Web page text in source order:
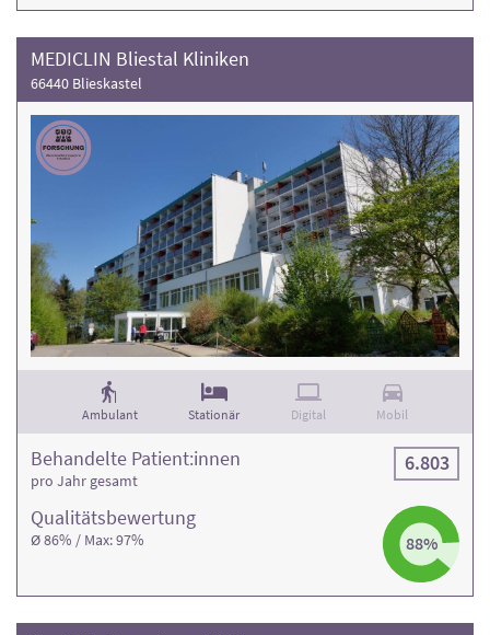
MEDICLIN Bliestal Kliniken
66440 Blieskastel
Ambulant Stationär Digital Mobil
Qualitäts­bewertung
Ø 86% / Max: 97% 88%
Behandelte Patient:innen
pro Jahr gesamt
6.803